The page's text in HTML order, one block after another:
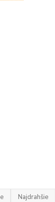
Najdrahšie